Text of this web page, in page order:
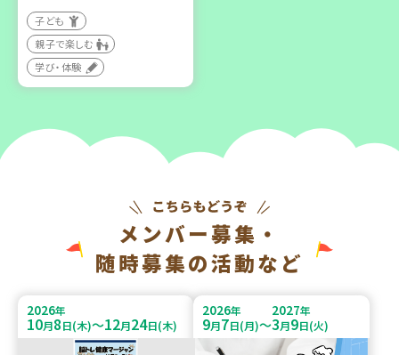
子ども
親子で楽しむ
学び・体験
メンバー募集・
随時募集の活動など
2026年
10月8日(木)～12月24日(木)
2026年
9月7日(月)～
2027年
3月9日(火)